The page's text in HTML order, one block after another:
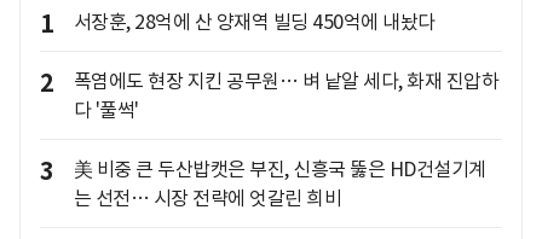
1 서장훈, 28억에 산 양재역 빌딩 450억에 내놨다
2
폭염에도 현장 지킨 공무원… 벼 낱알 세다, 화재 진압하
다 '풀썩'
3
美 비중 큰 두산밥캣은 부진, 신흥국 뚫은 HD건설기계
는 선전… 시장 전략에 엇갈린 희비